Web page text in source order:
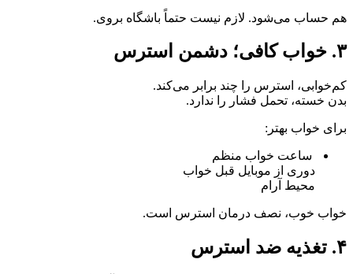
هم حساب می‌شود. لازم نیست حتماً باشگاه بروی.
۳. خواب کافی؛ دشمن استرس
کم‌خوابی، استرس را چند برابر می‌کند.
بدن خسته، تحمل فشار را ندارد.
برای خواب بهتر:
ساعت خواب منظم
دوری از موبایل قبل خواب
محیط آرام
خواب خوب، نصف درمان استرس است.
۴. تغذیه ضد استرس